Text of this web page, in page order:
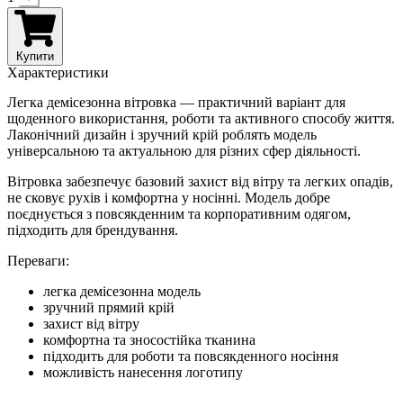
Купити
Характеристики
Легка демісезонна вітровка — практичний варіант для
щоденного використання, роботи та активного способу життя.
Лаконічний дизайн і зручний крій роблять модель
універсальною та актуальною для різних сфер діяльності.
Вітровка забезпечує базовий захист від вітру та легких опадів,
не сковує рухів і комфортна у носінні. Модель добре
поєднується з повсякденним та корпоративним одягом,
підходить для брендування.
Переваги:
легка демісезонна модель
зручний прямий крій
захист від вітру
комфортна та зносостійка тканина
підходить для роботи та повсякденного носіння
можливість нанесення логотипу